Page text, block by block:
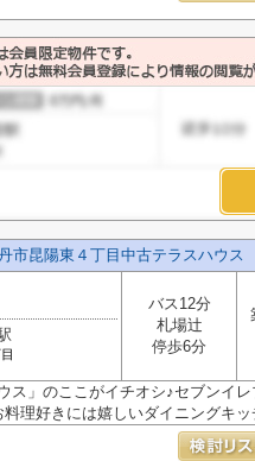
市昆陽東４丁目中古テラスハウス
バス12分
札場辻
停歩6分
ス」のここがイチオシ♪セブンイ
理好きには嬉しいダイニングキ